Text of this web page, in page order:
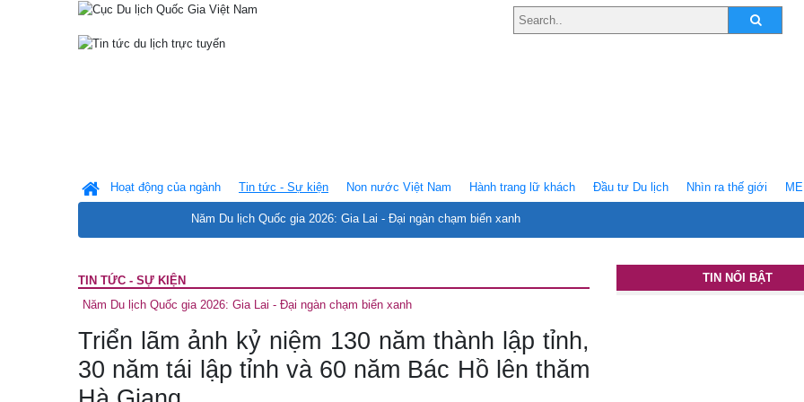
Hoạt động của ngành Tin tức - Sự kiện
Năm Du lịch Quốc gia 2026: Gia Lai - Đại ngàn chạm biển xanh
Non nước Việt Nam Hành trang lữ khách Ðầu tư Du lịch Nhìn ra thế giới
TIN TỨC - SỰ KIỆN
Năm Du lịch Quốc gia 2026: Gia Lai - Đại ngàn chạm biển xanh
Triển lãm ảnh kỷ niệm 130 năm thành lập tỉnh,
30 năm tái lập tỉnh và 60 năm Bác Hồ lên thăm
TIN NỔI BẬT